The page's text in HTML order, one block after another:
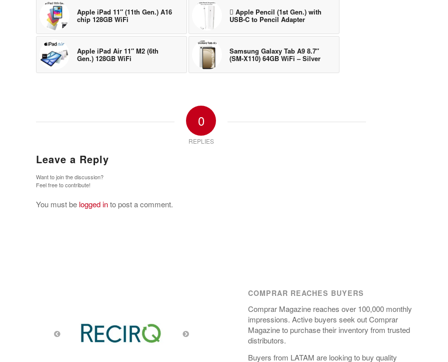
Apple iPad 11″ (11th Gen.) A16
chip 128GB WiFi
 Apple Pencil (1st Gen.) with
USB-C to Pencil Adapter
Apple iPad Air 11″ M2 (6th
Gen.) 128GB WiFi
Samsung Galaxy Tab A9 8.7″
(SM-X110) 64GB WiFi – Silver
0
REPLIES
Leave a Reply
Want to join the discussion?
Feel free to contribute!
You must be logged into post a comment.
COMPRAR REACHES BUYERS
Comprar Magazine reaches over 100,000 monthly
impressions. Active buyers seek out Comprar
Magazine to purchase their inventory from trusted
distributors.
Buyers from LATAM are looking to buy quality